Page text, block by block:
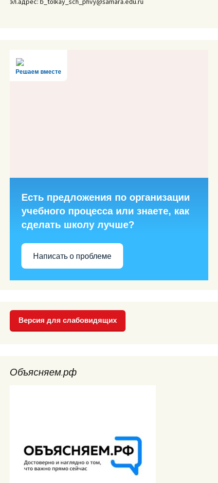
Решаем вместе
Есть предложения по организации
учебного процесса или знаете, как
сделать школу лучше?
Написать о проблеме
Версия для слабовидящих
Объясняем.рф